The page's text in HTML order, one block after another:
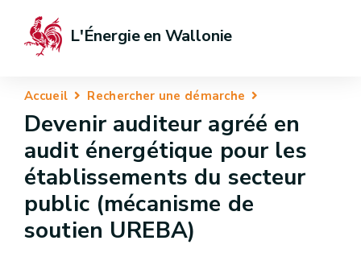
L'Énergie en Wallonie
Accueil Rechercher une démarche
Devenir auditeur agréé en
audit énergétique pour les
établissements du secteur
public (mécanisme de
soutien UREBA)